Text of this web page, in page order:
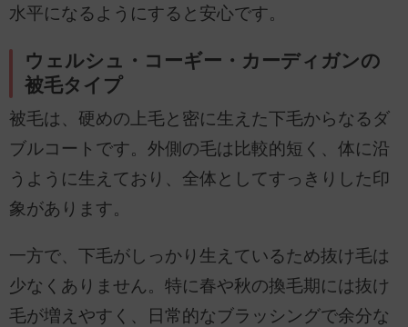
水平になるようにすると安心です。
ウェルシュ・コーギー・カーディガンの
被毛タイプ
被毛は、硬めの上毛と密に生えた下毛からなるダ
ブルコートです。外側の毛は比較的短く、体に沿
うように生えており、全体としてすっきりした印
象があります。
一方で、下毛がしっかり生えているため抜け毛は
少なくありません。特に春や秋の換毛期には抜け
毛が増えやすく、日常的なブラッシングで余分な